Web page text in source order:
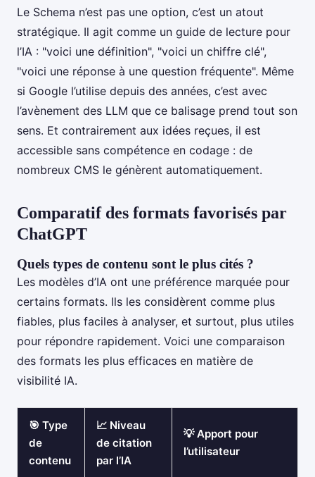
Le Schema n’est pas une option, c’est un atout
stratégique. Il agit comme un guide de lecture pour
l’IA : "voici une définition", "voici un chiffre clé",
"voici une réponse à une question fréquente". Même
si Google l’utilise depuis des années, c’est avec
l’avènement des LLM que ce balisage prend tout son
sens. Et contrairement aux idées reçues, il est
accessible sans compétence en codage : de
nombreux CMS le génèrent automatiquement.
Comparatif des formats favorisés par
ChatGPT
Quels types de contenu sont le plus cités ?
Les modèles d’IA ont une préférence marquée pour
certains formats. Ils les considèrent comme plus
fiables, plus faciles à analyser, et surtout, plus utiles
pour répondre rapidement. Voici une comparaison
des formats les plus efficaces en matière de
visibilité IA.
🎯 Type
de
contenu
📈 Niveau
de citation
par l’IA
💡 Apport pour
l’utilisateur